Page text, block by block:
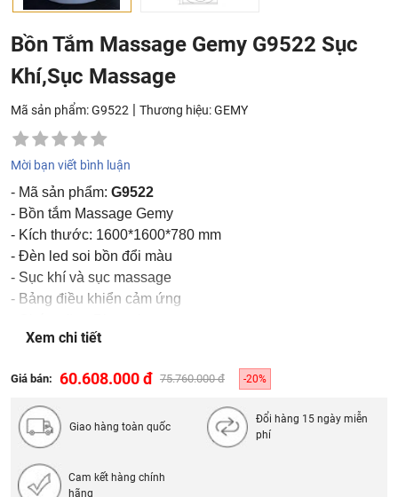
Bồn Tắm Massage Gemy G9522 Sục
Khí,Sục Massage
Mã sản phẩm: G9522 | Thương hiệu:GEMY
Mời bạn viết bình luận
- Mã sản phẩm: G9522
- Bồn tắm Massage Gemy
- Kích thước: 1600*1600*780 mm
- Đèn led soi bồn đổi màu
- Sục khí và sục massage
- Bảng điều khiển cảm ứng
- Màu sắc: Trắng
- Giá chưa bao gồm VAT
Xem chi tiết
Giá bán: 60.608.000 đ 75.760.000 đ -20%
Giao hàng toàn quốc
Đổi hàng 15 ngày miễn
phí
Cam kết hàng chính
hãng